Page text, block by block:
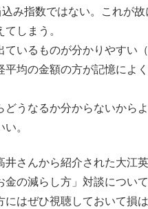
込み指数ではない。これが
しまう。
ているものが分かりやすい
平均の金額の方が記憶によ
どうなるか分からないから
。
井さんから紹介された大江
金の減らし方」対談につい
にはぜひ視聴しておいて損